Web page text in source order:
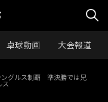
卓球動画 大会報道
ングルス制覇 準決勝では兄
ス